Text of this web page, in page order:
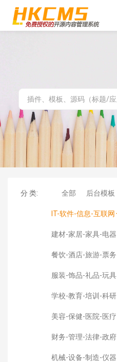
分 类: 全部 后台模板
IT-软件-信息-互联网
建材-家居-家具-电器
餐饮-酒店-旅游-票务
服装-饰品-礼品-玩具
学校-教育-培训-科研
美容-保健-医院-医疗
财务-管理-法律-政府
机械-设备-制造-仪器